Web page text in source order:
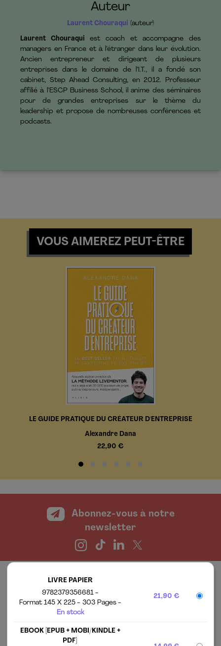
LIVRE PAPIER
9782379356681
Format 145 X 225
303 Pages
En stock
21,90 €
EBOOK [EPUB + MOBI/KINDLE +
PDF]
Auteur
Laurent Chouraqui (auteur)
Laurent Chouraquiest coach et accompagne des
managers en France et à l’étranger dans leur évolution.
Ancien entrepreneur et dirigeant de plusieurs
entreprises dans le domaine de l’I.T., il a fondé son
cabinet, Step Ahead Consulting, en 2012. Professeur
affilié à l’ESCP Business School, il anime des séminaires
pour de grandes entreprises sur le thème du
leadership et propose de nombreuses conférences et
podcasts.
VOUS AIMEREZ PEUT-ÊTRE
LE GUIDE PRATIQUE DU CRÉATEUR D'ENTREPRISE
Alexandre Dana
22,90 €
Abonnez-vous à notre
newsletter
LES ÉDITIONS ALISIO